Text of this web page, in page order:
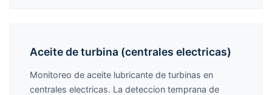
Aceite de turbina (centrales electricas)
Monitoreo de aceite lubricante de turbinas en
centrales electricas. La deteccion temprana de